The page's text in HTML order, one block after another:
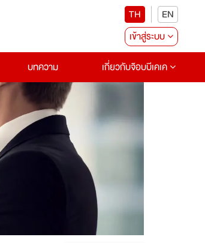
TH
EN
เข้าสู่ระบบ
บทความ เกี่ยวกับจ๊อบบีเคเค